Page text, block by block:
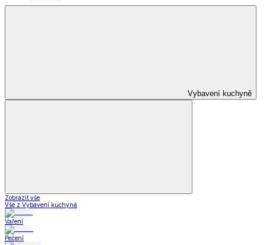
Vybavení kuchyně
Zobrazit vše
Vše z Vybavení kuchyně
Vaření
Pečení